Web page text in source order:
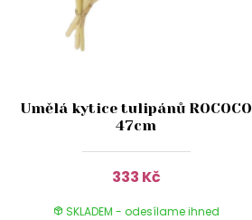
Umělá kytice tulipánů ROCOCO
47cm
333 Kč
SKLADEM - odesílame ihned